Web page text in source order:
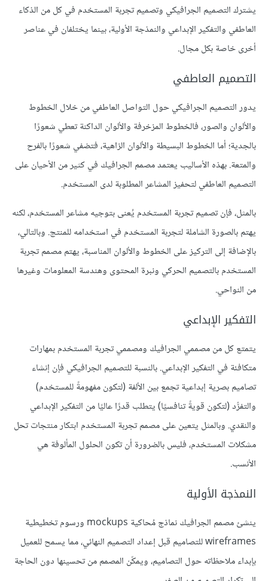
يشترك التصميم الجرافيكي وتصميم تجربة المستخدم في كل من الذكاء
العاطفي والتفكير الإبداعي والنمذجة الأولية، بينما يختلفان في عناصر
أخرى خاصة بكل مجال.
التصميم العاطفي
يدور التصميم الجرافيكي حول التواصل العاطفي من خلال الخطوط
والألوان والصور، فالخطوط المزخرفة والألوان الداكنة تعطي شعورًا
بالجدية؛ أما الخطوط البسيطة والألوان الزاهية، فتضفي شعورًا بالفرح
والمتعة. بهذه الأساليب يعتمد مصمم الجرافيك في كثير من الأحيان على
التصميم العاطفي لتحفيز المشاعر المطلوبة لدى المستخدم.
بالمثل، فإن تصميم تجربة المستخدم يُعنى بتوجيه مشاعر المستخدم، لكنه
يهتم بالصورة الشاملة لتجربة المستخدم في استخدامه للمنتج. وبالتالي،
بالإضافة إلى التركيز على الخطوط والألوان المناسبة، يهتم مصمم تجربة
المستخدم بالتصميم الحركي ونبرة المحتوى وهندسة المعلومات وغيرها
من النواحي.
التفكير الإبداعي
يتمتع كل من مصممي الجرافيك ومصممي تجربة المستخدم بمهارات
متكافئة في التفكير الإبداعي. بالنسبة للتصميم الجرافيكي فإن إنشاء
تصاميم بصرية إبداعية تجمع بين الألفة (لتكون مفهومةً للمستخدم)
والتفرُّد (لتكون قويةً تنافسيًا) يتطلب قدرًا عاليًا من التفكير الإبداعي
والنقدي. وبالمثل يتعين على مصمم تجربة المستخدم ابتكار منتجات تحل
مشكلات المستخدم، فليس بالضرورة أن تكون الحلول المألوفة هي
الأنسب.
النمذجة الأولية
ينشئ مصمم الجرافيك نماذج مُحاكية mockups ورسوم تخطيطية
wireframes للتصاميم قبل إعداد التصميم النهائي، مما يسمح للعميل
بإبداء ملاحظاته حول التصاميم، ويمكّن المصمم من تحسينها دون الحاجة